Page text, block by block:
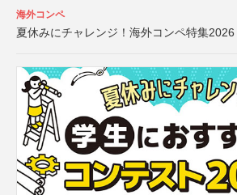
海外コンペ
夏休みにチャレンジ！海外コンペ特集2026